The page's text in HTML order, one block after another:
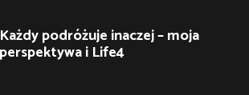
Każdy podróżuje inaczej – moja
perspektywa i Life4